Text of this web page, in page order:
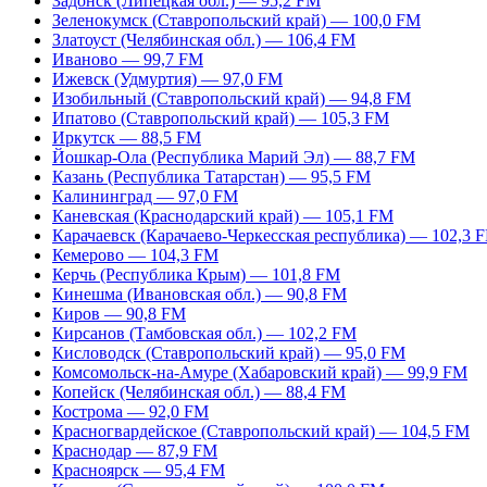
Зеленокумск (Ставропольский край) — 100,0 FM
Златоуст (Челябинская обл.) — 106,4 FM
Иваново — 99,7 FM
Ижевск (Удмуртия) — 97,0 FM
Изобильный (Ставропольский край) — 94,8 FM
Ипатово (Ставропольский край) — 105,3 FM
Иркутск — 88,5 FM
Йошкар-Ола (Республика Марий Эл) — 88,7 FM
Казань (Республика Татарстан) — 95,5 FM
Калининград — 97,0 FM
Каневская (Краснодарский край) — 105,1 FM
Карачаевск (Карачаево-Черкесская республика) — 102,3
Кемерово — 104,3 FM
Керчь (Республика Крым) — 101,8 FM
Кинешма (Ивановская обл.) — 90,8 FM
Киров — 90,8 FM
Кирсанов (Тамбовская обл.) — 102,2 FM
Кисловодск (Ставропольский край) — 95,0 FM
Комсомольск-на-Амуре (Хабаровский край) — 99,9 FM
Копейск (Челябинская обл.) — 88,4 FM
Кострома — 92,0 FM
Красногвардейское (Ставропольский край) — 104,5 FM
Краснодар — 87,9 FM
Красноярск — 95,4 FM